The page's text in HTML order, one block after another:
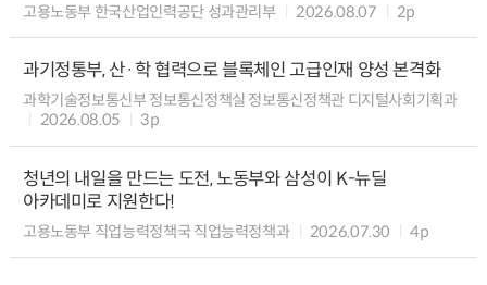
고용노동부 한국산업인력공단 성과관리부 2026.08.07 2p
과기정통부, 산·학 협력으로 블록체인 고급인재 양성 본격화
과학기술정보통신부 정보통신정책실 정보통신정책관 디지털사회기획과
2026.08.05
3p
청년의 내일을 만드는 도전, 노동부와 삼성이 K-뉴딜
아카데미로 지원한다!
고용노동부 직업능력정책국 직업능력정책과 2026.07.30 4p